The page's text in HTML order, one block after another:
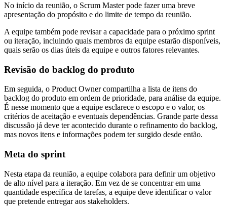
No início da reunião, o Scrum Master pode fazer uma breve
apresentação do propósito e do limite de tempo da reunião.
A equipe também pode revisar a capacidade para o próximo sprint
ou iteração, incluindo quais membros da equipe estarão disponíveis,
quais serão os dias úteis da equipe e outros fatores relevantes.
Revisão do backlog do produto
Em seguida, o Product Owner compartilha a lista de itens do
backlog do produto em ordem de prioridade, para análise da equipe.
É nesse momento que a equipe esclarece o escopo e o valor, os
critérios de aceitação e eventuais dependências. Grande parte dessa
discussão já deve ter acontecido durante o refinamento do backlog,
mas novos itens e informações podem ter surgido desde então.
Meta do sprint
Nesta etapa da reunião, a equipe colabora para definir um objetivo
de alto nível para a iteração. Em vez de se concentrar em uma
quantidade específica de tarefas, a equipe deve identificar o valor
que pretende entregar aos stakeholders.